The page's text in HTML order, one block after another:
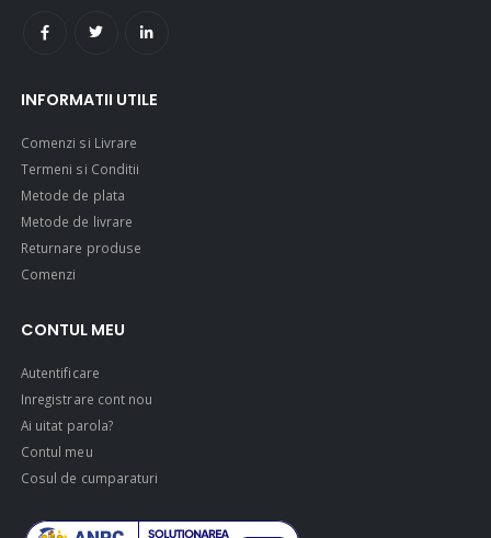
INFORMATII UTILE
Comenzi si Livrare
Termeni si Conditii
Metode de plata
Metode de livrare
Returnare produse
Comenzi
CONTUL MEU
Autentificare
Inregistrare cont nou
Ai uitat parola?
Contul meu
Cosul de cumparaturi